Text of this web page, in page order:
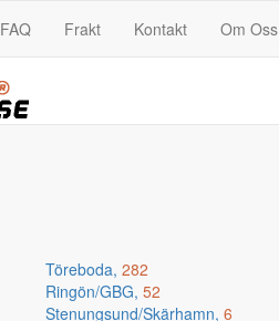
FAQ Frakt Kontakt Om Oss
Töreboda, 282
Ringön/GBG, 52
Stenungsund/Skärhamn, 6